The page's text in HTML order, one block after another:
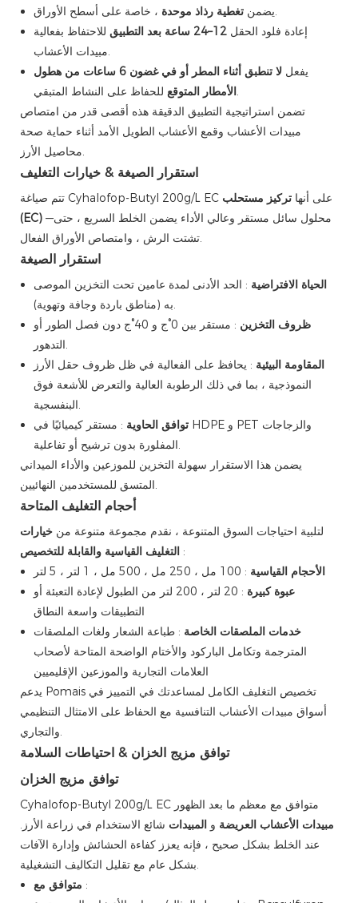
يضمنتغطية رذاذ موحدة
، خاصة على أسطح الأوراق.
إعادة فلود الحقل12–24 ساعة بعد التطبيق
للاحتفاظ بفعالية
مبيدات الأعشاب.
يفعل
لا تنطبق أثناء المطر أو في غضون 6 ساعات من هطول
الأمطار المتوقع للحفاظ على النشاط المتبقي.
تضمن استراتيجية التطبيق الدقيقة هذه أقصى قدر من امتصاص
مبيدات الأعشاب وقمع الأعشاب الطويل الأمد أثناء حماية صحة
محاصيل الأرز.
استقرار الصيغة & خيارات التغليف
تتم صياغة Cyhalofop-Butyl 200g/L EC على أنها تركيز مستحلب
(EC) —محلول سائل مستقر وعالي الأداء يضمن الخلط السريع ، حتى
تشتت الرش ، وامتصاص الأوراق الفعال.
استقرار الصيغة
الحياة الافتراضية : الحد الأدنى لمدة عامين تحت التخزين الموصى
به (مناطق باردة وجافة وتهوية).
ظروف التخزين
: مستقر بين 0°ج و 40°ج دون فصل الطور أو
التدهور.
المقاومة البيئية : يحافظ على الفعالية في ظل ظروف حقل الأرز
النموذجية ، بما في ذلك الرطوبة العالية والتعرض للأشعة فوق
البنفسجية.
توافق الحاوية : مستقر كيميائيًا في HDPE و PET والزجاجات
المفلورة بدون ترشيح أو تفاعلية.
يضمن هذا الاستقرار سهولة التخزين للموزعين والأداء الميداني
المتسق للمستخدمين النهائيين.
أحجام التغليف المتاحة
لتلبية احتياجات السوق المتنوعة ، نقدم مجموعة متنوعة من خيارات
:
الأحجام القياسية : 100 مل ، 250 مل ، 500 مل ، 1 لتر ، 5 لتر
عبوة كبيرة
: 20 لتر ، 200 لتر من الطبول لإعادة التعبئة أو
التطبيقات واسعة النطاق
خدمات الملصقات الخاصة : طباعة الشعار ولغات الملصقات
المترجمة وتكامل الباركود والأختام الواضحة المتاحة لأصحاب
العلامات التجارية والموزعين الإقليميين
يدعم Pomais تخصيص التغليف الكامل لمساعدتك في التمييز في
أسواق مبيدات الأعشاب التنافسية مع الحفاظ على الامتثال التنظيمي
والتجاري.
توافق مزيج الخزان & احتياطات السلامة
توافق مزيج الخزان
Cyhalofop-Butyl 200g/L EC متوافق مع معظم ما بعد الظهور
مبيدات الأعشاب العريضة و المبيدات شائع الاستخدام في زراعة الأرز.
عند الخلط بشكل صحيح ، فإنه يعزز كفاءة الحشائش وإدارة الآفات
بشكل عام مع تقليل التكاليف التشغيلية.
: